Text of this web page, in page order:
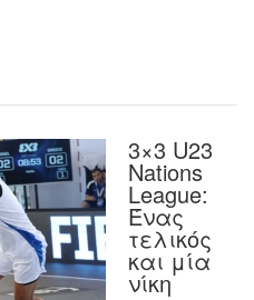
3×3 U23
Nations
League:
Ένας
τελικός
και μία
νίκη